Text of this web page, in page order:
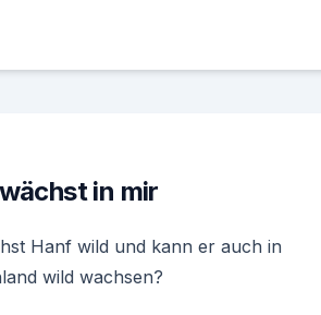
in mir
Hanf wild und kann er auch in
wild wachsen?